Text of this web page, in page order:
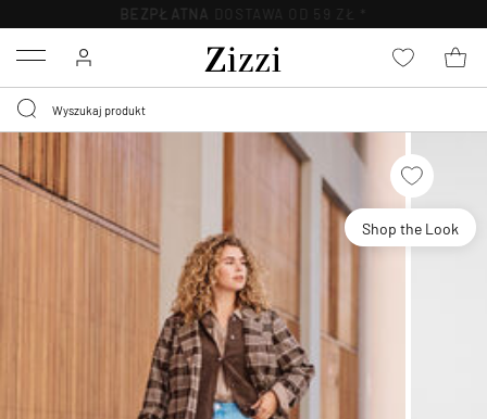
BEZPŁATNA DOSTAWA OD 59 ZŁ *
Menu
Shop the Look